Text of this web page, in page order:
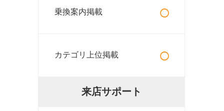
乗換案内掲載 ○
カテゴリ上位掲載 ○
来店サポート